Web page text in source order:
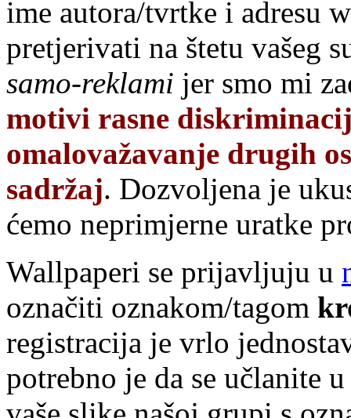
ime autora/tvrtke i adresu
pretjerivati na štetu vašeg
samo-reklami jer smo mi
motivi rasne
omalovažavanje drugih
sadržaj. Dozvoljena je
ćemo neprimjerne uratke
Wallpaperi se prijavljuju u
označiti oznakom/tagom
registracija je vrlo
potrebno je da se učlanite